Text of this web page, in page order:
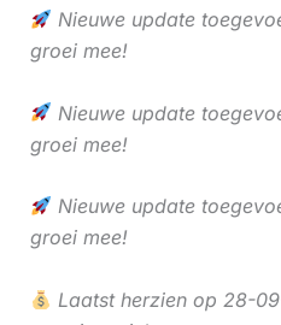
Nieuwe update
groei mee!
Nieuwe update
groei mee!
Nieuwe update
groei mee!
Laatst herzien op 28-